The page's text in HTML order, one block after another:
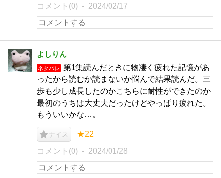
コメント(0) 2024/02/17
よしりん
ネタバレ
第1集読んだときに物凄く疲れた記憶があ
ったから読むか読まないか悩んで結果読んだ。三
歩も少し成長したのかこちらに耐性ができたのか
最初のうちは大丈夫だったけどやっぱり疲れた。
もういいかな…。
ナイス ★22
コメント(0) 2024/01/28